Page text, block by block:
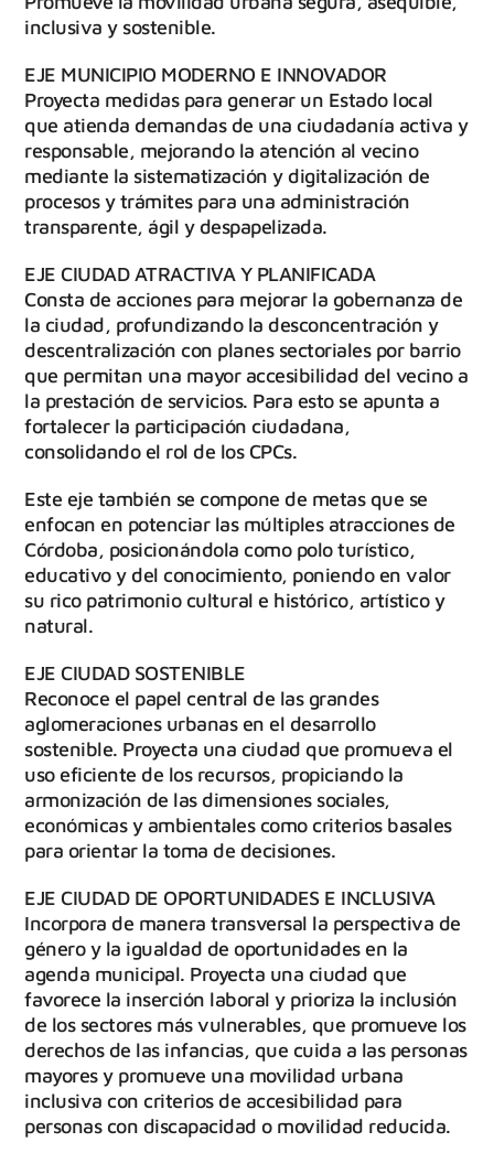
inclusiva y sostenible.
EJE MUNICIPIO MODERNO E INNOVADOR
Proyecta medidas para generar un Estado local
que atienda demandas de una ciudadanía activa y
responsable, mejorando la atención al vecino
mediante la sistematización y digitalización de
procesos y trámites para una administración
transparente, ágil y despapelizada.
EJE CIUDAD ATRACTIVA Y PLANIFICADA
Consta de acciones para mejorar la gobernanza de
la ciudad, profundizando la desconcentración y
descentralización con planes sectoriales por barrio
que permitan una mayor accesibilidad del vecino a
la prestación de servicios. Para esto se apunta a
fortalecer la participación ciudadana,
consolidando el rol de los CPCs.
Este eje también se compone de metas que se
enfocan en potenciar las múltiples atracciones de
Córdoba, posicionándola como polo turístico,
educativo y del conocimiento, poniendo en valor
su rico patrimonio cultural e histórico, artístico y
natural.
EJE CIUDAD SOSTENIBLE
Reconoce el papel central de las grandes
aglomeraciones urbanas en el desarrollo
sostenible. Proyecta una ciudad que promueva el
uso eficiente de los recursos, propiciando la
armonización de las dimensiones sociales,
económicas y ambientales como criterios basales
para orientar la toma de decisiones.
EJE CIUDAD DE OPORTUNIDADES E INCLUSIVA
Incorpora de manera transversal la perspectiva de
género y la igualdad de oportunidades en la
agenda municipal. Proyecta una ciudad que
favorece la inserción laboral y prioriza la inclusión
de los sectores más vulnerables, que promueve los
derechos de las infancias, que cuida a las personas
mayores y promueve una movilidad urbana
inclusiva con criterios de accesibilidad para
personas con discapacidad o movilidad reducida.